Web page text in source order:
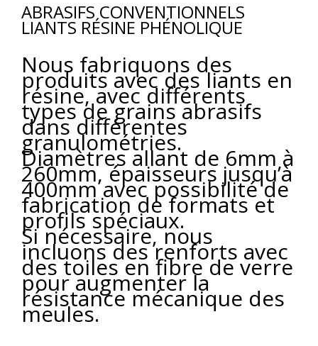
ABRASIFS CONVENTIONNELS
LIANTS RÉSINE PHÉNOLIQUE
Nous fabriquons des
produits avec des liants en
résine, avec différents
types de grains abrasifs
dans différentes
granulométries.
Diamètres allant de 6mm à
260mm, épaisseurs jusqu’à
400mm avec possibilité de
fabrication de formats et
profils spéciaux.
Si nécessaire, nous
incluons des renforts avec
des toiles en fibre de verre
pour augmenter la
résistance mécanique des
meules.